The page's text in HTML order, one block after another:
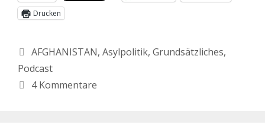
Drucken
AFGHANISTAN, Asylpolitik, Grundsätzliches,
Podcast
4 Kommentare